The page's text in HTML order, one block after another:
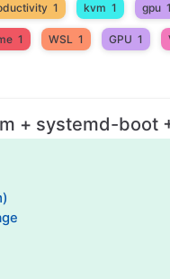
1 kvm 1 gpu 1
1 WSL 1 GPU 1
+ systemd-boot